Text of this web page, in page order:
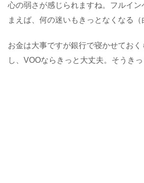
心の弱さが感じられますね。フルイン
まえば、何の迷いもきっとなくなる（
お金は大事ですが銀行で寝かせておく
し、VOOならきっと大丈夫。そうきっ